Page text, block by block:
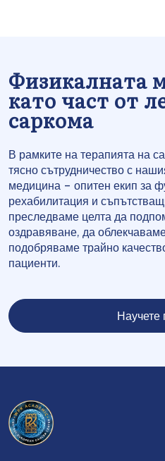
Физикалната
като част от
саркома
В рамките на терапията на
тясно сътрудничество с
медицина – опитен екип за
рехабилитация и
преследваме целта да
оздравяване, да
подобряваме трайно
пациенти.
Научете